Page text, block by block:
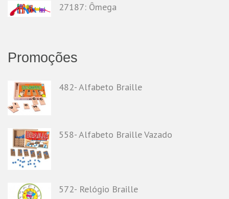
27187: Ômega
Promoções
482- Alfabeto Braille
558- Alfabeto Braille Vazado
572- Relógio Braille